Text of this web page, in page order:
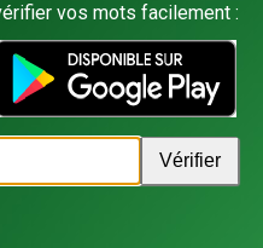
vos mots facilement :